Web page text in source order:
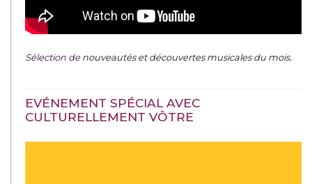
Sélection denouveautés et découvertes musicales du mois.
EVÉNEMENT SPÉCIAL AVEC
CULTURELLEMENT VÔTRE